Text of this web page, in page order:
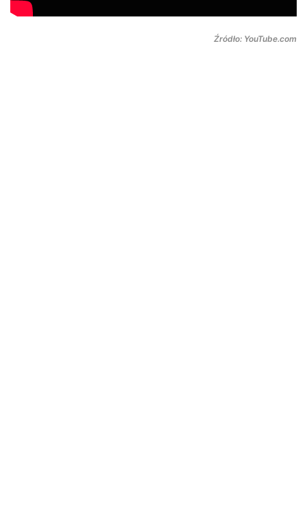
Źródło: YouTube.com